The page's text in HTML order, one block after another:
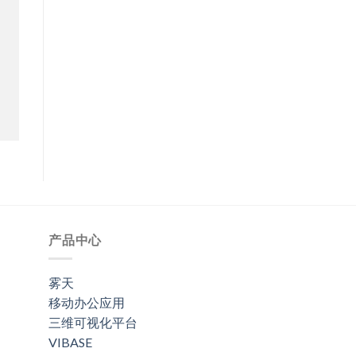
产品中心
雾天
移动办公应用
三维可视化平台
VIBASE